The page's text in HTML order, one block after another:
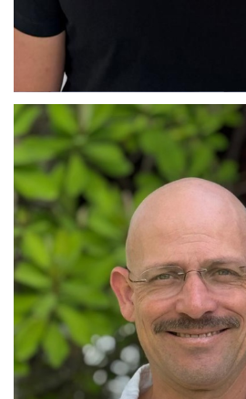
Flávio Gutierrez Souza Carmo
Diretor Financeiro